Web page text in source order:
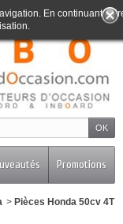
Promotions
En continuant
> Pièces Honda 50cv 4T